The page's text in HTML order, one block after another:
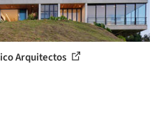
Arquitectos